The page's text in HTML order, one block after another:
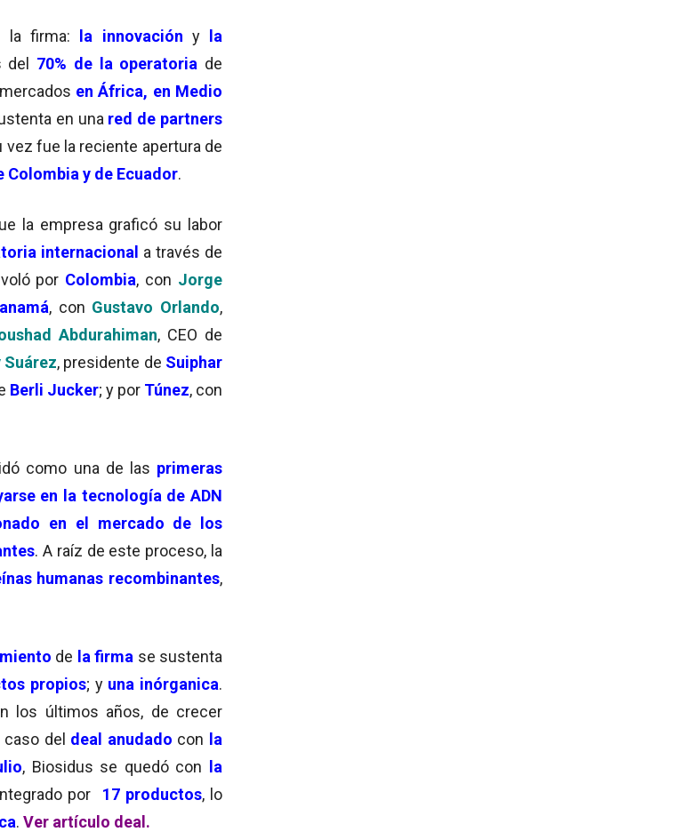
firma: la innovación y la
del 70% de la operatoria de
en África, en Medio
en una red de partners
vez fue la reciente apertura de
Colombia y de Ecuador.
la empresa graficó su labor
internacional a través de
por Colombia, con Jorge
, con Gustavo Orlando,
Abdurahiman, CEO de
Suárez, presidente de Suiphar
Berli Jucker; y por Túnez, con
como una de las primeras
en la tecnología de ADN
en el mercado de los
. A raíz de este proceso, la
humanas recombinantes,
de la firma se sustenta
propios; y una inórganica.
los últimos años, de crecer
caso del deal anudado con la
, Biosidus se quedó con la
por 17 productos, lo
. Ver artículo deal.